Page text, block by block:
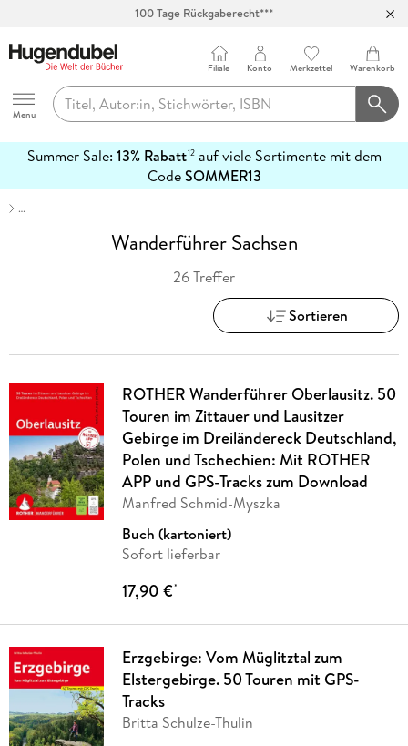
Abholung in über 100 Filialen
Hugendubel
Menu
Filiale Konto Merkzettel Warenkorb
Summer Sale: 13% Rabatt12auf viele Sortimente mit dem
CodeSOMMER13
erfahren
…
Wanderführer Sachsen
26 Treffer
Sortieren
ROTHER Wanderführer Oberlausitz. 50
Touren im Zittauer und Lausitzer
Gebirge im Dreiländereck Deutschland,
Polen und Tschechien: Mit ROTHER
APP und GPS-Tracks zum Download
Manfred Schmid-Myszka
Buch (kartoniert)
Sofort lieferbar
17,90 €*
Erzgebirge: Vom Müglitztal zum
Elstergebirge. 50 Touren mit GPS-
Tracks
Britta Schulze-Thulin